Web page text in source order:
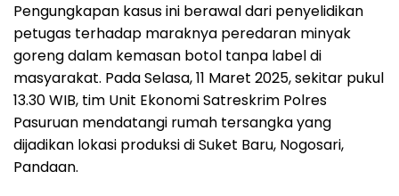
Pengungkapan kasus ini berawal dari penyelidikan
petugas terhadap maraknya peredaran minyak
goreng dalam kemasan botol tanpa label di
masyarakat. Pada Selasa, 11 Maret 2025, sekitar pukul
13.30 WIB, tim Unit Ekonomi Satreskrim Polres
Pasuruan mendatangi rumah tersangka yang
dijadikan lokasi produksi di Suket Baru, Nogosari,
Pandaan.